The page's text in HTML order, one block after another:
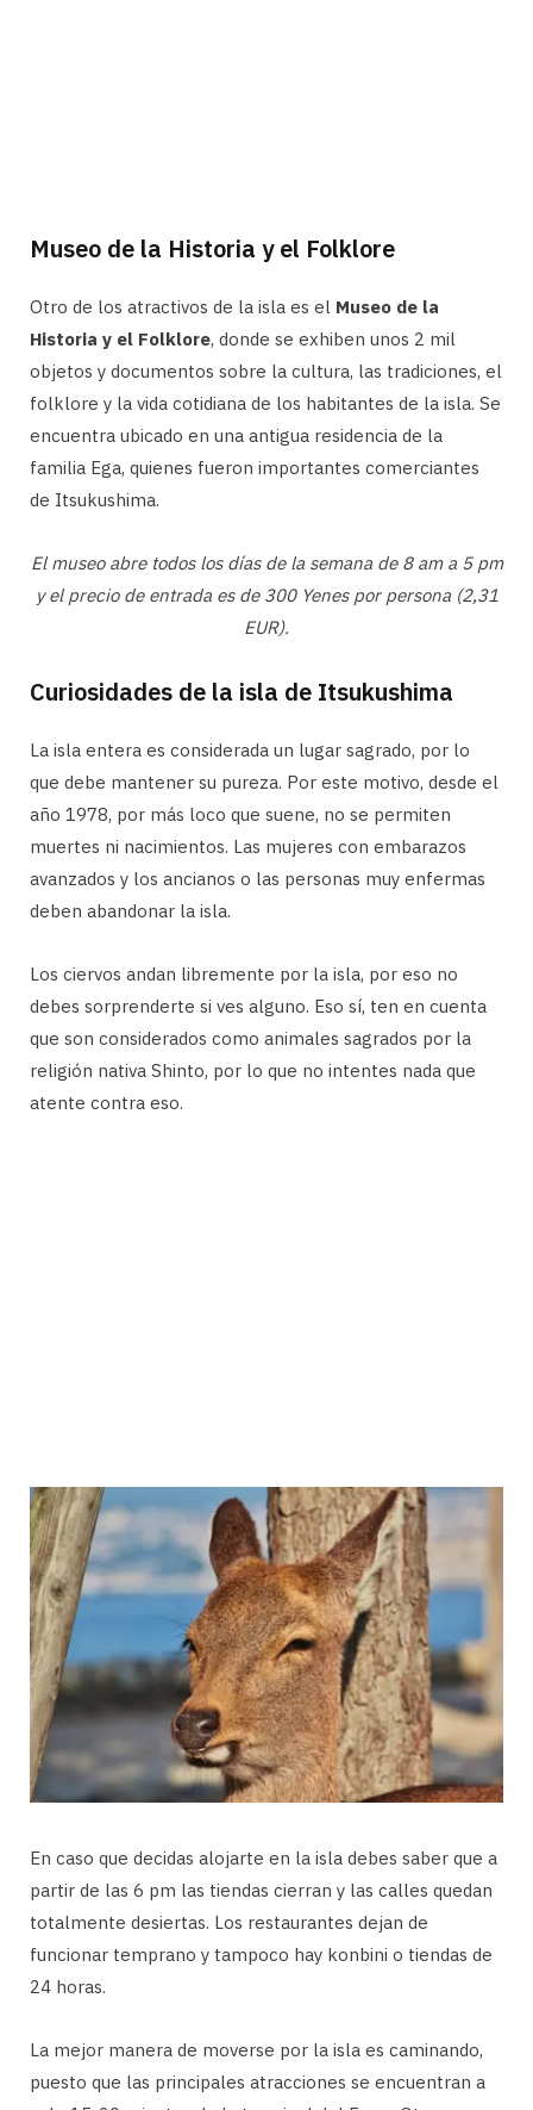
Museo de la Historia y el Folklore
Otro de los atractivos de la isla es el Museo de la
Historia y el Folklore, donde se exhiben unos 2 mil
objetos y documentos sobre la cultura, las tradiciones, el
folklore y la vida cotidiana de los habitantes de la isla. Se
encuentra ubicado en una antigua residencia de la
familia Ega, quienes fueron importantes comerciantes
de Itsukushima.
El museo abre todos los días de la semana de 8 am a 5 pm
y el precio de entrada es de 300 Yenes por persona (2,31
EUR).
Curiosidades de la isla de Itsukushima
La isla entera es considerada un lugar sagrado, por lo
que debe mantener su pureza. Por este motivo, desde el
año 1978, por más loco que suene, no se permiten
muertes ni nacimientos. Las mujeres con embarazos
avanzados y los ancianos o las personas muy enfermas
deben abandonar la isla.
Los ciervos andan libremente por la isla, por eso no
debes sorprenderte si ves alguno. Eso sí, ten en cuenta
que son considerados como animales sagrados por la
religión nativa Shinto, por lo que no intentes nada que
atente contra eso.
En caso que decidas alojarte en la isla debes saber que a
partir de las 6 pm las tiendas cierran y las calles quedan
totalmente desiertas. Los restaurantes dejan de
funcionar temprano y tampoco hay konbini o tiendas de
24 horas.
La mejor manera de moverse por la isla es caminando,
puesto que las principales atracciones se encuentran a